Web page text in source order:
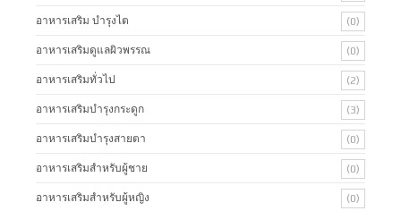
อาหารเสริม บำรุงไต (0)
อาหารเสริมดูแลผิวพรรณ (0)
อาหารเสริมทั่วไป (2)
อาหารเสริมบำรุงกระดูก (3)
อาหารเสริมบำรุงสายตา (0)
อาหารเสริมสำหรับผู้ชาย (0)
อาหารเสริมสำหรับผู้หญิง
(0)